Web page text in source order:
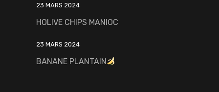
23 MARS 2024
HOLIVE CHIPS MANIOC
23 MARS 2024
BANANE PLANTAIN